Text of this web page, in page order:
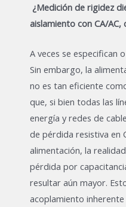
¿Medición de rigidez
aislamiento con CA/AC,
A veces se especifican
Sin embargo, la
no es tan eficiente
que, si bien todas las
energía y redes de
de pérdida resistiva en
alimentación, la
pérdida por
resultar aún mayor.
acoplamiento